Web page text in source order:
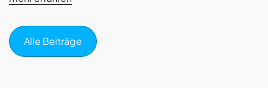
Alle Beiträge